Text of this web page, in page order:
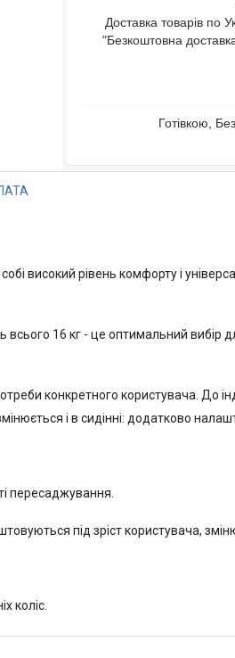
Доставка товарів по
"Безкоштовна
Готівкою,
високий рівень комфорту і
всього 16 кг - це оптимальний вибір
конкретного користувача. До
і в сидінні: додатково
пересаджування.
під зріст користувача,
коліс.